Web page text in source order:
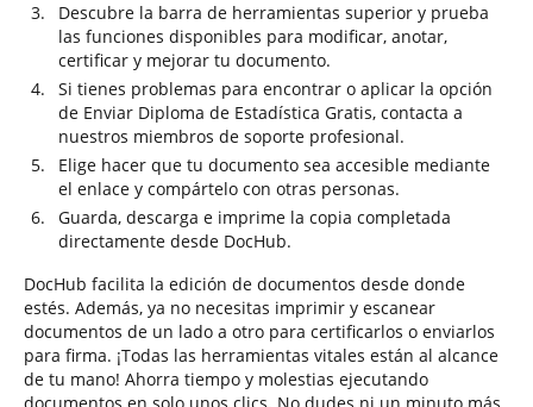
Descubre la barra de herramientas superior y prueba
las funciones disponibles para modificar, anotar,
certificar y mejorar tu documento.
Si tienes problemas para encontrar o aplicar la opción
de Enviar Diploma de Estadística Gratis, contacta a
nuestros miembros de soporte profesional.
Elige hacer que tu documento sea accesible mediante
el enlace y compártelo con otras personas.
Guarda, descarga e imprime la copia completada
directamente desde DocHub.
DocHub facilita la edición de documentos desde donde
estés. Además, ya no necesitas imprimir y escanear
documentos de un lado a otro para certificarlos o enviarlos
para firma. ¡Todas las herramientas vitales están al alcance
de tu mano! Ahorra tiempo y molestias ejecutando